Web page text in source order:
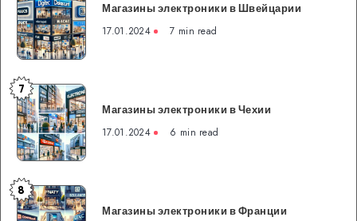
электроники
в
Швейцарии
Магазины электроники в Швейцарии
17.01.2024 7 min read
Магазины
электроники
в
Чехии
7
Магазины электроники в Чехии
17.01.2024 6 min read
Магазины
электроники
8
Магазины электроники в Франции